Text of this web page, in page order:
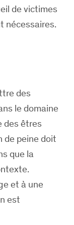
de victimes
nécessaires.
des
le domaine
des êtres
de peine doit
que la
et à une
est